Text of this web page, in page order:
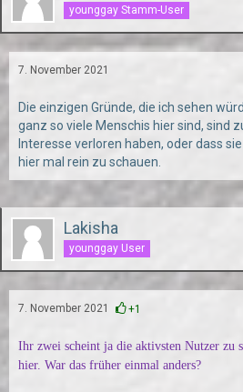
younggay Stamm-User
7. November 2021
Die einzigen Gründe, die ich sehen
ganz so viele Menschis hier sind, sind
Interesse verloren haben, oder dass
hier mal rein zu schauen.
Lakisha
younggay User
7. November 2021 +1
Ihr zwei scheint ja die aktivsten Nutzer zu
hier. War das früher einmal anders?